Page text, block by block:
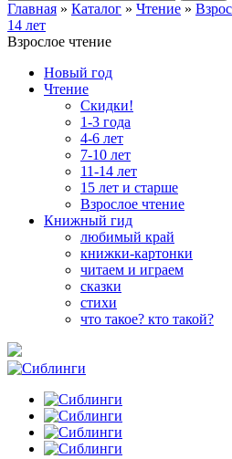
Главная » Каталог » Чтение »
14 лет
Взрослое чтение
Новый год
Чтение
Скидки!
1-3 года
4-6 лет
7-10 лет
11-14 лет
15 лет и старше
Взрослое чтение
Книжный гид
любимый край
книжки-картонки
читаем и играем
сказки
стихи
что такое? кто такой?